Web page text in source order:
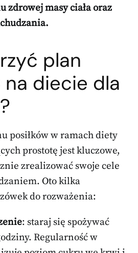
zdrowej masy ciała oraz
plan
na diecie dla
posiłków w ramach diety
prostotę jest kluczowe,
zrealizować swoje cele
Oto kilka
do rozważenia:
: staraj się spożywać
Regularność w